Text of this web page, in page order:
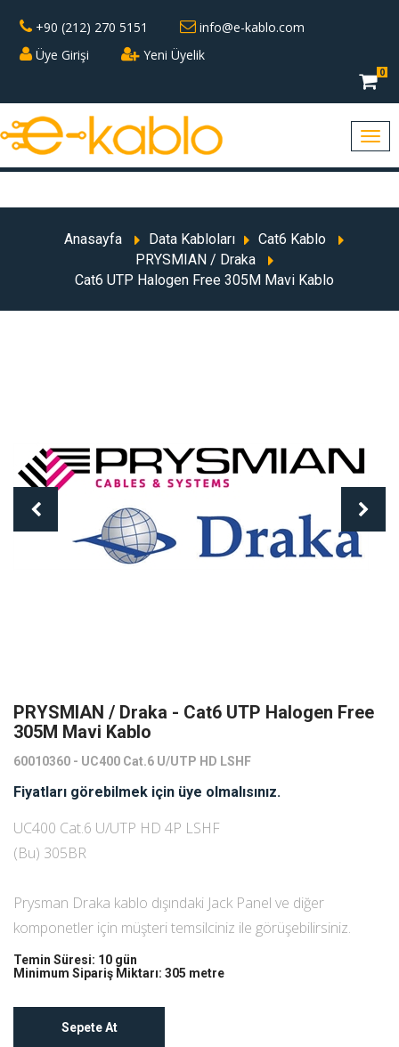
+90 (212) 270 5151
info@e-kablo.com
Üye Girişi
Yeni Üyelik
0
Anasayfa Data Kabloları
Cat6 Kablo
PRYSMIAN / Draka
Cat6 UTP Halogen Free 305M Mavi Kablo
PRYSMIAN / Draka - Cat6 UTP Halogen Free
305M Mavi Kablo
60010360 - UC400 Cat.6 U/UTP HD LSHF
Fiyatları görebilmek için üye olmalısınız.
UC400 Cat.6 U/UTP HD 4P LSHF
(Bu) 305BR
Prysman Draka kablo dışındaki Jack Panel ve diğer
komponetler için müşteri temsilciniz ile görüşebilirsiniz.
Temin Süresi: 10 gün
Minimum Sipariş Miktarı: 305 metre
Sepete At